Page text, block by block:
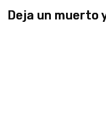
Deja un muerto